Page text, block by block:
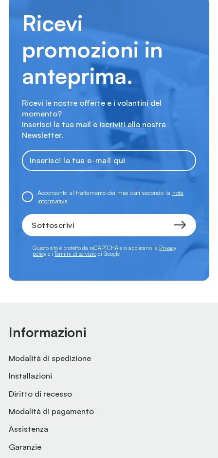
Ricevi
promozioni in
anteprima.
Ricevi le nostre offerte e i volantini del
momento?
Inserisci la tua mail e iscriviti alla nostra
Newsletter.
Acconsento al trattamento dei miei dati secondo la nota
informativa
Sottoscrivi
Questo sito è protetto da reCAPTCHA e si applicano la Privacy
policye iTermini di serviziodi Google
Informazioni
Modalità di spedizione
Installazioni
Diritto di recesso
Modalità di pagamento
Assistenza
Garanzie